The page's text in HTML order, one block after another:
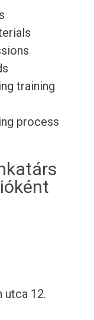
training
process
utca 12.